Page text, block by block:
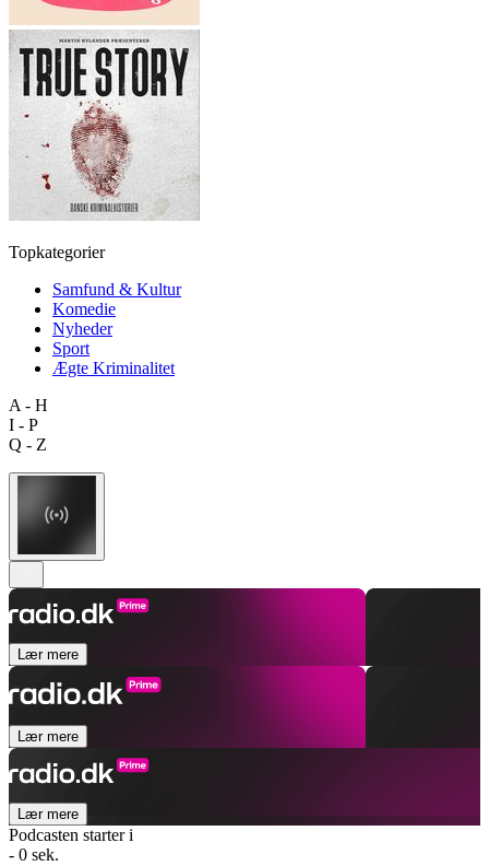
Topkategorier
Samfund & Kultur
Komedie
Nyheder
Sport
Ægte Kriminalitet
A - H
I - P
Q - Z
Lær mere
Lær mere
Lær mere
Podcasten starter i
- 0 sek.